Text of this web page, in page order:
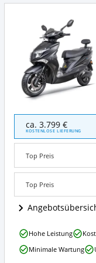
Highspeed
Elektroroller
Angry
Hawk
Angebote:
Wo
dieser
Elektroroller
erhältlich?
ca. 3.799 €
KOSTENLOSE LIEFERUNG
Top Preis
Top Preis
Highspeed
Elektroroller
Angry
Hohe Leistung
Minimale Wartung